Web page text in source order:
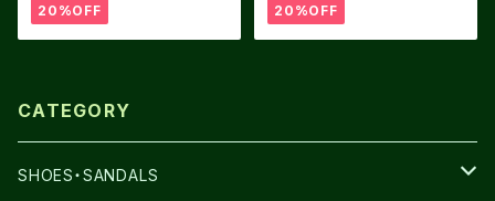
20%OFF 20%OFF
CATEGORY
SHOES・SANDALS